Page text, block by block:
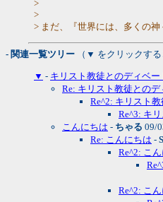
>
>
> まだ、『世界には、多く
- 関連一覧ツリー （▼ をクリックする
▼ - キリスト教徒とのディベー
Re: キリスト教徒とのデ
Re^2: キリスト
Re^3: キ
こんにちは - ちゃる 09/
Re: こんにちは -
Re^2: こ
Re^2: こ